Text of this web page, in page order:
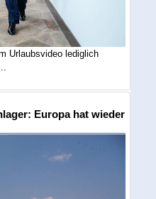
Urlaubsvideo lediglich
Europa hat wieder